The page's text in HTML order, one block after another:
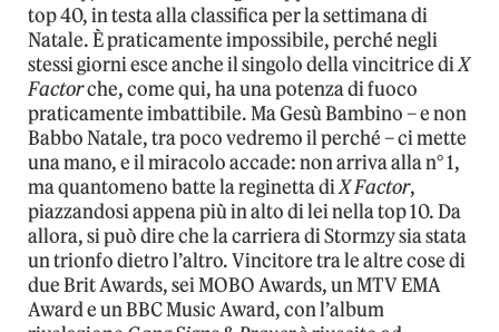
top 40, in testa alla classifica per la settimana di
Natale. È praticamente impossibile, perché negli
stessi giorni esce anche il singolo della vincitrice diX
Factorche, come qui, ha una potenza di fuoco
praticamente imbattibile. Ma Gesù Bambino – e non
Babbo Natale, tra poco vedremo il perché – ci mette
una mano, e il miracolo accade: non arriva alla n° 1,
ma quantomeno batte la reginetta diX Factor,
piazzandosi appena più in alto di lei nella top 10. Da
allora, si può dire che la carriera di Stormzy sia stata
un trionfo dietro l’altro. Vincitore tra le altre cose di
due Brit Awards, sei MOBO Awards, un MTV EMA
Award e un BBC Music Award, con l’album